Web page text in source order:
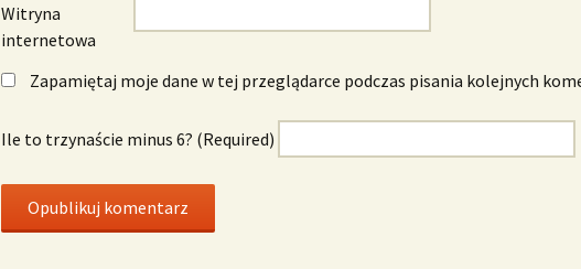
Witryna
internetowa
Zapamiętaj moje dane w tej przeglądarce podczas pisania kolejnych
Ile to trzynaście minus 6? (Required)